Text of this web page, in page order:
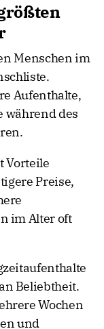
Menschen im
Aufenthalte,
während des
Vorteile
Preise,
im Alter oft
Beliebtheit.
Wochen
und